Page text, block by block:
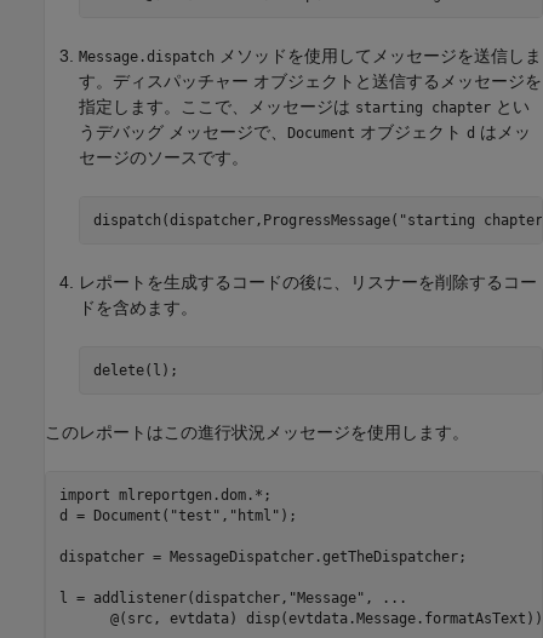
Message.dispatch メソッドを使用してメッセージを送信しま
す。ディスパッチャー オブジェクトと送信するメッセージを
指定します。ここで、メッセージは starting chapter とい
うデバッグ メッセージで、
Document オブジェクト d はメッ
セージのソースです。
dispatch(dispatcher,ProgressMessage( "starting
レポートを生成するコードの後に、リスナーを削除するコー
ドを含めます。
このレポートはこの進行状況メッセージを使用します。
import mlreportgen.dom.* ;
d = Document( "test" , "html" );
dispatcher = MessageDispatcher.getTheDispatcher;
l = addlistener(dispatcher, "Message" ,
...
@(src, evtdata)